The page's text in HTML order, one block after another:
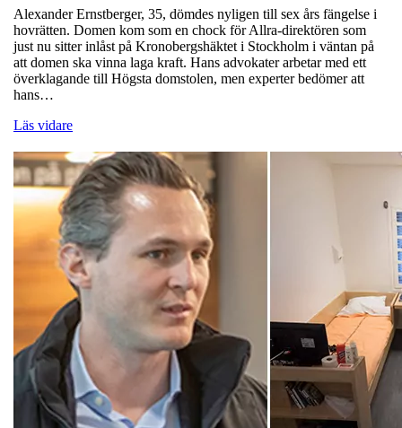
Alexander Ernstberger, 35, dömdes nyligen till sex års fängelse i
hovrätten. Domen kom som en chock för Allra-direktören som
just nu sitter inlåst på Kronobergshäktet i Stockholm i väntan på
att domen ska vinna laga kraft. Hans advokater arbetar med ett
överklagande till Högsta domstolen, men experter bedömer att
hans…
Läs vidare